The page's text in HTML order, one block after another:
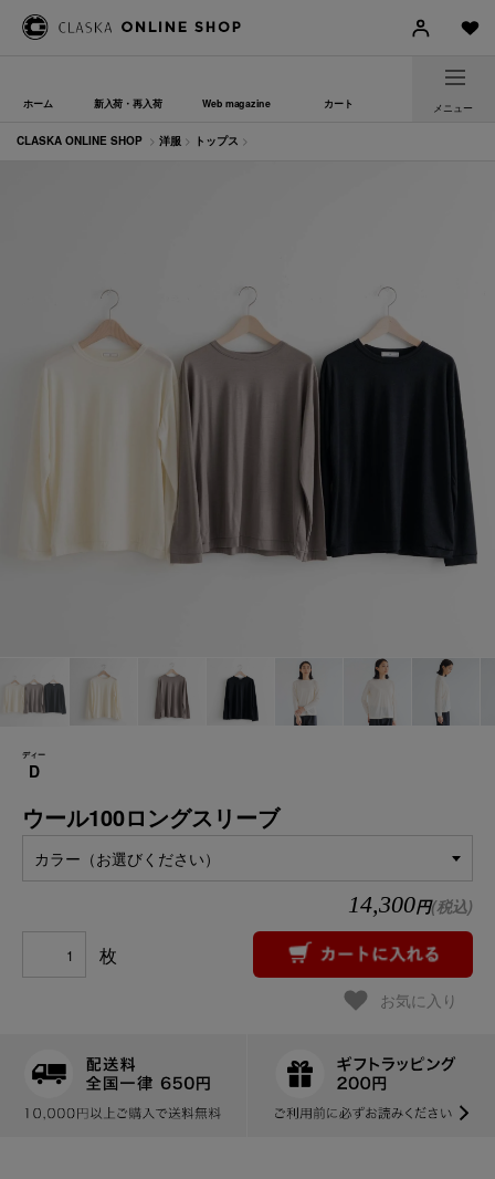
ホーム 新入荷・再入荷 Web magazine カート メニュー
CLASKA ONLINE SHOP > 洋服 > トップス >
D
ディー
ウール100ロングスリーブ
カラー（お選びください）
14,300円(税込)
枚
お気に入り